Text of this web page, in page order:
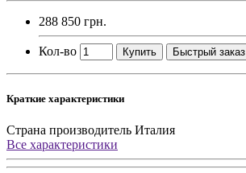
288 850 грн.
Кол-во Купить Быстрый заказ
Краткие характеристики
Страна производитель Италия
Все характеристики